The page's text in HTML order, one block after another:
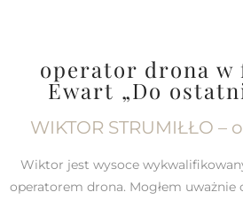
operator drona w
Ewart „Do
WIKTOR STRUMIŁŁO –
Wiktor jest wysoce
operatorem drona. Mogłem uważnie